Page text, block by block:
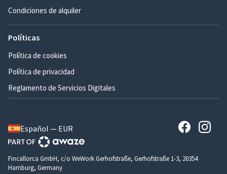
Condiciones de alquiler
Políticas
Política de cookies
Política de privacidad
Reglamento de Servicios Digitales
Español — EUR
Fincallorca GmbH, c/o WeWork Gerhofstraße, Gerhofstraße 1-3, 20354
Hamburg, Germany